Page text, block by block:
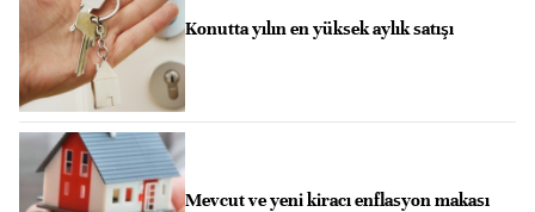
Konutta yılın en yüksek aylık satışı
Mevcut ve yeni kiracı enflasyon makası